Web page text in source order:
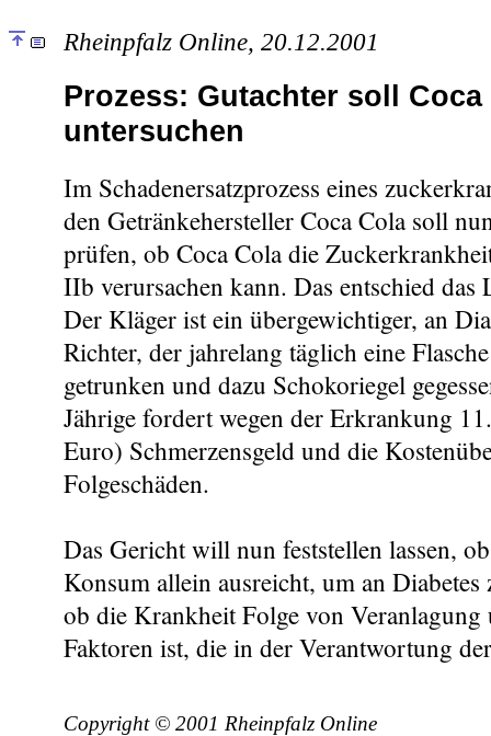
Rheinpfalz Online, 20.12.2001
Prozess: Gutachter soll Coca
untersuchen
Im Schadenersatzprozess eines
den Getränkehersteller Coca Cola soll
prüfen, ob Coca Cola die
IIb verursachen kann. Das entschied das
Der Kläger ist ein übergewichtiger, an
Richter, der jahrelang täglich eine
getrunken und dazu Schokoriegel
Jährige fordert wegen der Erkrankung
Euro) Schmerzensgeld und die
Folgeschäden.
Das Gericht will nun feststellen lassen,
Konsum allein ausreicht, um an
ob die Krankheit Folge von Veranlagung
Faktoren ist, die in der Verantwortung
Copyright © 2001 Rheinpfalz Online